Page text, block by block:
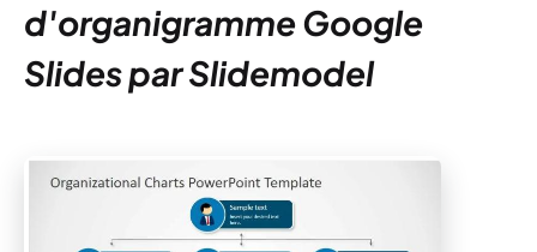
d'organigramme Google
Slides par Slidemodel